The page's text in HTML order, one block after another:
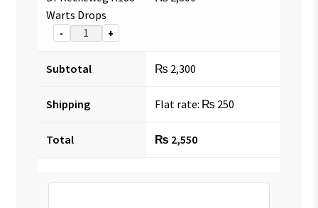
Warts Drops
- +
Subtotal ₨ 2,300
Shipping Flat rate: ₨ 250
Total ₨ 2,550